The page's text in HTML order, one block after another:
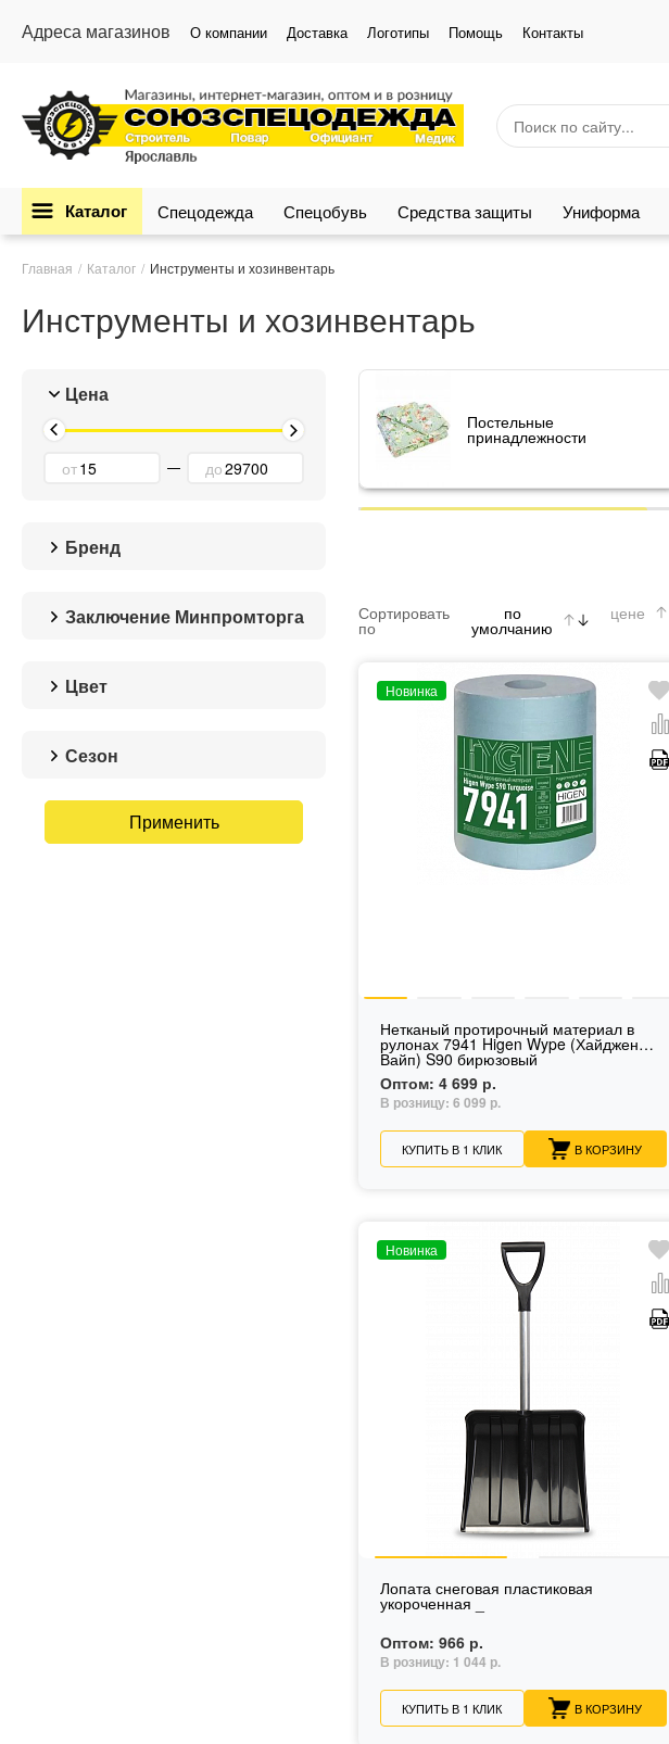
Адреса магазинов О компании Доставка Логотипы Помощь Контакты
Каталог Спецодежда Спецобувь Средства защиты Униформа
Главная Каталог Инструменты и хозинвентарь
Инструменты и хозинвентарь
Цена
от до
Бренд
Заключение Минпромторга
Цвет
голубой
желтый
зеленый
Сезон
Без сезона
Постельные
принадлежности
Сортировать
по
по
умолчанию
цене
Новинка
Нетканый протирочный материал в
рулонах 7941 Higen Wype (Хайджен
Вайп) S90 бирюзовый
Оптом: 4 699 р.
В розницу: 6 099 р.
КУПИТЬ В 1 КЛИК В КОРЗИНУ
Новинка
Лопата снеговая пластиковая
укороченная _
Оптом: 966 р.
В розницу: 1 044 р.
КУПИТЬ В 1 КЛИК В КОРЗИНУ